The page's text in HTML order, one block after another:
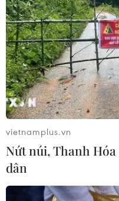
vietnamplus.vn
Nứt núi, Thanh
dân